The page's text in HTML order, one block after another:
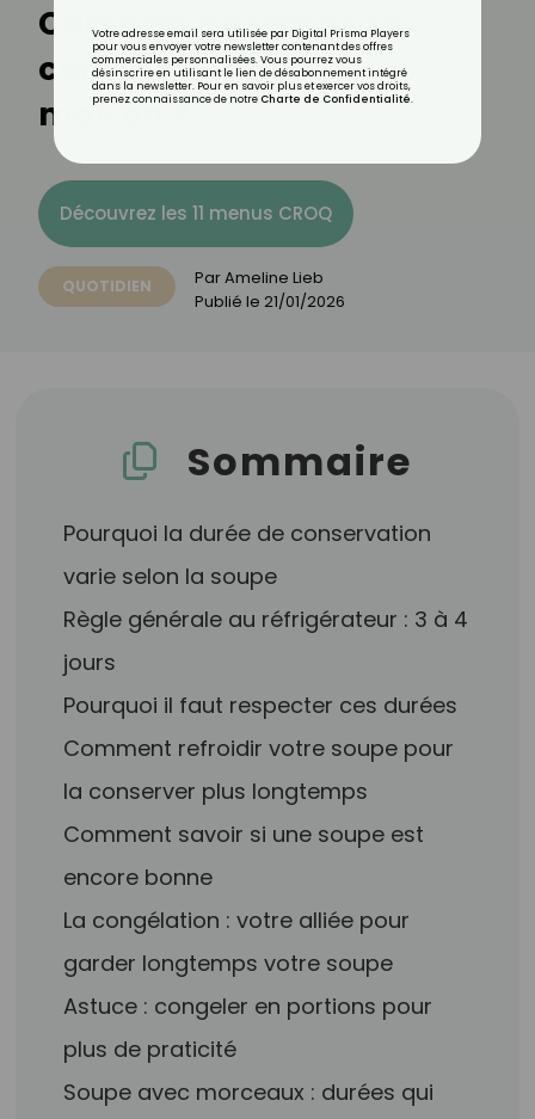
Combien de temps se
conserve une soupe
maison ?
Découvrez les 11 menus CROQ
QUOTIDIEN ParAmeline Lieb
Publié le 21/01/2026
Sommaire
Pourquoi la durée de conservation
varie selon la soupe
Règle générale au réfrigérateur : 3 à 4
jours
Pourquoi il faut respecter ces durées
Comment refroidir votre soupe pour
la conserver plus longtemps
Comment savoir si une soupe est
encore bonne
La congélation : votre alliée pour
garder longtemps votre soupe
Astuce : congeler en portions pour
plus de praticité
Soupe avec morceaux : durées qui
Votre adresse email sera utilisée par Digital Prisma Players
pour vous envoyer votre newsletter contenant des offres
commerciales personnalisées. Vous pourrez vous
désinscrire en utilisant le lien de désabonnement intégré
dans la newsletter. Pour en savoir plus et exercer vos droits,
prenez connaissance de notre Charte de Confidentialité.